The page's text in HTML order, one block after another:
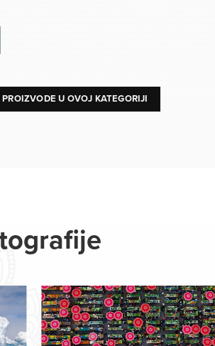
U OVOJ KATEGORIJI